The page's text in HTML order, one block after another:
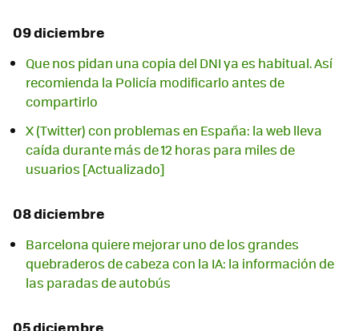
09 diciembre
Que nos pidan una copia del DNI ya es habitual. Así
recomienda la Policía modificarlo antes de
compartirlo
X (Twitter) con problemas en España: la web lleva
caída durante más de 12 horas para miles de
usuarios [Actualizado]
08 diciembre
Barcelona quiere mejorar uno de los grandes
quebraderos de cabeza con la IA: la información de
las paradas de autobús